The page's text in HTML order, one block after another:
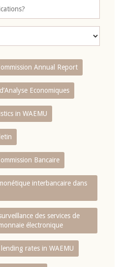
Annual Report
Economiques
in WAEMU
Bancaire
interbancaire dans
des services de
électronique
rates in WAEMU